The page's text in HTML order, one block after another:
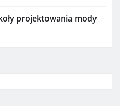
projektowania mody